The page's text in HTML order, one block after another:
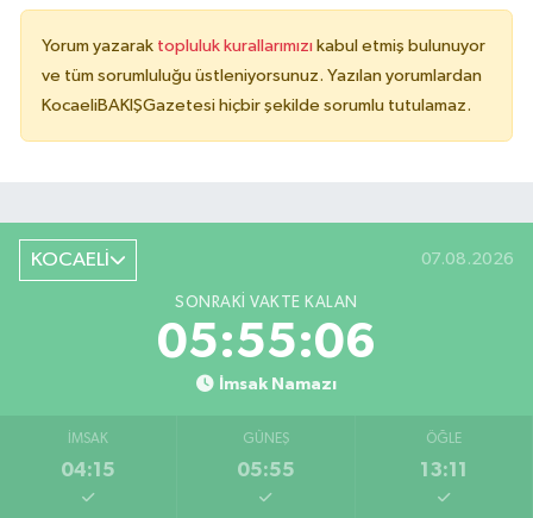
Yorum yazarak topluluk kurallarımızı kabul etmiş bulunuyor
ve tüm sorumluluğu üstleniyorsunuz. Yazılan yorumlardan
KocaeliBAKIŞGazetesi hiçbir şekilde sorumlu tutulamaz.
KOCAELİ 07.08.2026
SONRAKI VAKTE KALAN
05:55:06
İmsak Namazı
İMSAK
04:15
GÜNEŞ
05:55
ÖĞLE
13:11